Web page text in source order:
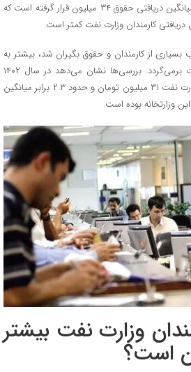
میانگین حقوق، وزارت اقتصاد با میانگین دریافتی حقوق ۳۴ میلیون قرار گرفته است که
از کارمندان و حقوق بگیران شد، بیشتر به
ارقام خارج از حکم در وزارت نفت برمی‌گردد. بررسی‌ها نشان می‌دهد در سال ۱۴۰۲
میانگین ارقام خارج از حکم در وزارت نفت ۳۱ میلیون تومان و حدود ۲.۳ برابر میانگین
وزارتخانه بوده است.
وزارت نفت بیشتر
است؟